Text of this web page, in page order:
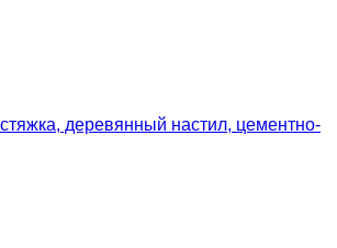
деревянный настил, цементно-